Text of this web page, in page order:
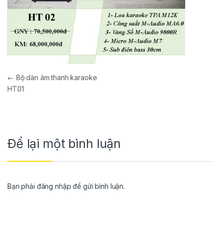
← Bộ dàn âm thanh karaoke
HT01
Để lại một bình luận
Bạn phải đăng nhập để gửi bình luận.